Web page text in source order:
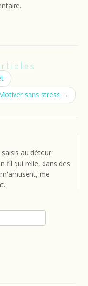
sans stress →
au détour
fil qui relie, dans des
me